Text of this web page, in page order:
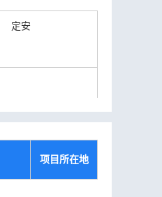
定安
项目所在地